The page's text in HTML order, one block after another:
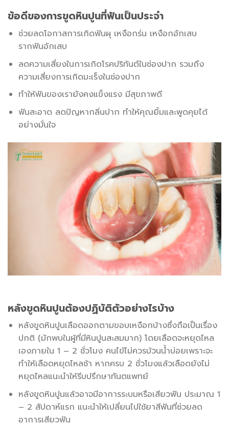
ข้อดีของการขูดหินปูนที่ฟันเป็นประจำ
ช่วยลดโอกาสการเกิดฟันผุ เหงือกร่น เหงือกอักเสบ
รากฟันอักเสบ
ลดความเสี่ยงในการเกิดโรคปริทันต์ในช่องปาก รวมถึง
ความเสี่ยงการเกิดมะเร็งในช่องปาก
ทำให้ฟันของเรายังคงแข็งแรง มีสุขภาพดี
ฟันสะอาด ลดปัญหากลิ่นปาก ทำให้คุณยิ้มและพูดคุยได้
อย่างมั่นใจ
หลังขูดหินปูนต้องปฏิบัติตัวอย่างไรบ้าง
หลังขูดหินปูนเลือดออกตามขอบเหงือกบ้างซึ่งถือเป็นเรื่อง
ปกติ (มักพบในผู้ที่มีหินปูนสะสมมาก) โดยเลือดจะหยุดไหล
เองภายใน 1 – 2 ชั่วโมง คนไข้ไม่ควรบ้วนน้ำบ่อยเพราะจะ
ทำให้เลือดหยุดไหลช้า หากครบ 2 ชั่วโมงแล้วเลือดยังไม่
หยุดไหลแนะนำให้รีบปรึกษาทันตแพทย์
หลังขูดหินปูนแล้วอาจมีอาการระบมหรือเสียวฟัน ประมาณ 1
– 2 สัปดาห์แรก แนะนำให้เปลี่ยนไปใช้ยาสีฟันที่ช่วยลด
อาการเสียวฟัน